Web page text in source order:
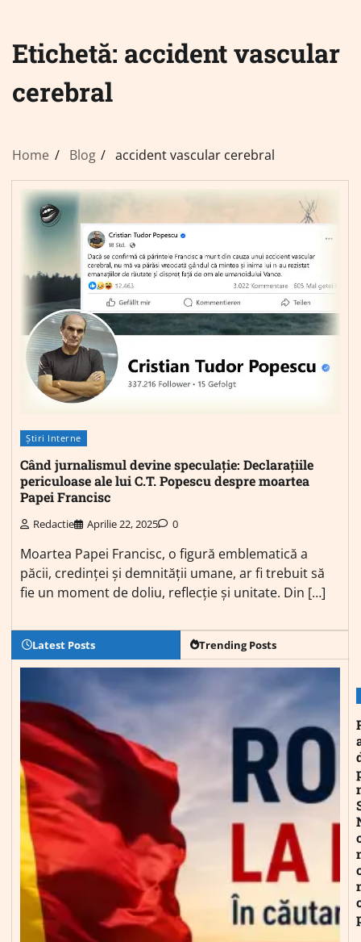
Etichetă: accident vascular
cerebral
Home Blog accident vascular cerebral
Știri Interne
Când jurnalismul devine speculație: Declarațiile
periculoase ale lui C.T. Popescu despre moartea
Papei Francisc
Redactie Aprilie 22, 2025 0
Moartea Papei Francisc, o figură emblematică a
păcii, credinței și demnității umane, ar fi trebuit să
fie un moment de doliu, reflecție și unitate. Din […]
Latest Posts Trending Posts